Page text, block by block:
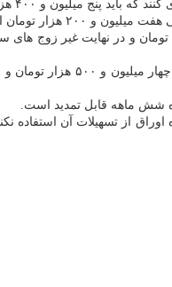
شش ماهه قابل تمدید است.
از تسهیلات آن استفاده